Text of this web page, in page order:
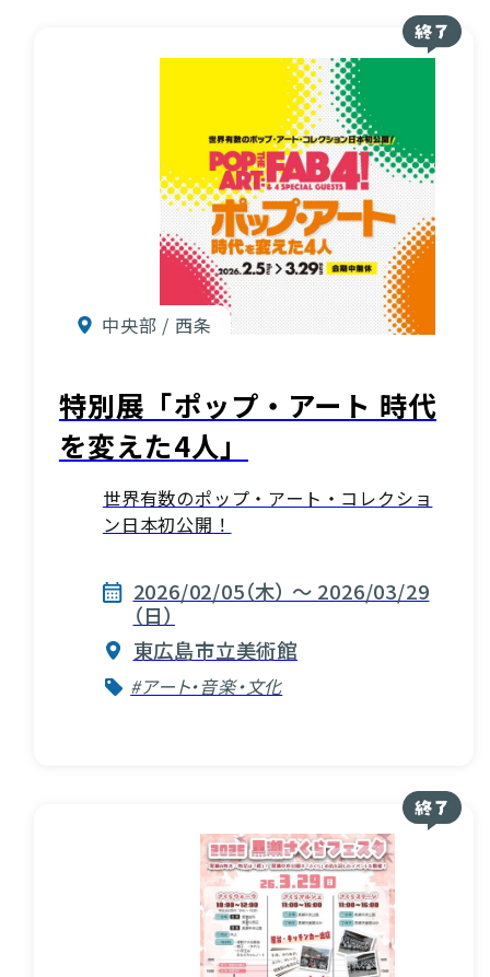
中央部 / 西条
特別展「ポップ・アート 時代
を変えた4人」
世界有数のポップ・アート・コレクショ
ン日本初公開！
2026/02/05（木） ～ 2026/03/29
（日）
東広島市立美術館
#アート・音楽・文化
お知らせ
交通アクセス
観光ガイド案内
年間イベント
花の開花状況
よくある質問
観光マップダウンロード
イベント情報掲載申込フォーム